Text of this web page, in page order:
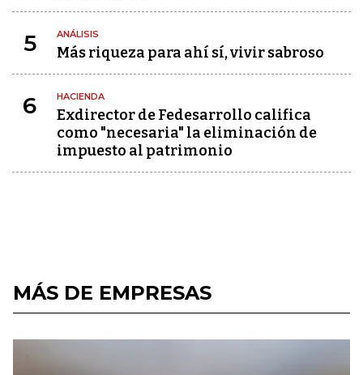
5 ANÁLISIS
Más riqueza para ahí sí, vivir sabroso
6 HACIENDA
Exdirector de Fedesarrollo califica
como "necesaria" la eliminación de
impuesto al patrimonio
MÁS DE EMPRESAS